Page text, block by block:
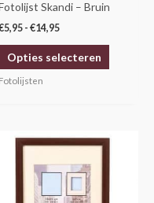
Skandi – Bruin
5,95 - €14,95
Opties selecteren
op
Fotolijsten
Prijsklasse:
€4,25
tot
€14,30
Dit